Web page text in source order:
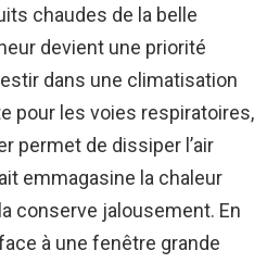
chaudes de la belle
devient une priorité
dans une climatisation
pour les voies respiratoires,
permet de dissiper l’air
emmagasine la chaleur
conserve jalousement. En
à une fenêtre grande